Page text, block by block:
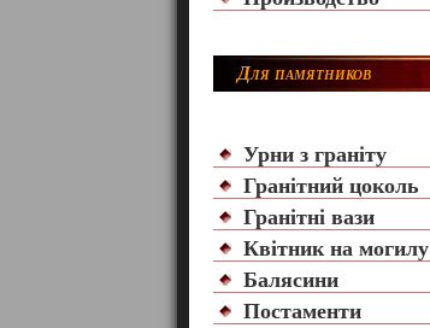
Для памятников
Урни з граніту
Гранітний цоколь
Гранітні вази
Квітник на могилу
Балясини
Постаменти